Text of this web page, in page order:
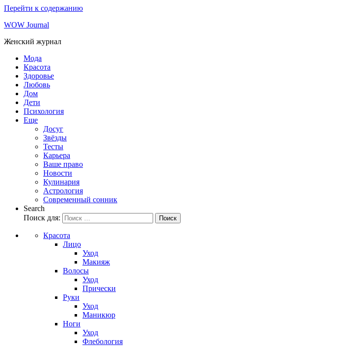
Перейти к содержанию
WOW Journal
Женский журнал
Мода
Красота
Здоровье
Любовь
Дом
Дети
Психология
Еще
Досуг
Звёзды
Тесты
Карьера
Ваше право
Новости
Кулинария
Астрология
Современный сонник
Search
Поиск для:
Поиск
Красота
Лицо
Уход
Макияж
Волосы
Уход
Прически
Руки
Уход
Маникюр
Ноги
Уход
Флебология